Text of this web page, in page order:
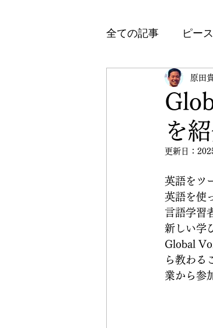
全ての記事 ピー
受験英語 英
CRANE Peace
を
原田
更新日：
英語をツ
英語を使
言語学習
新しい学
Global
ら教わる
業から参